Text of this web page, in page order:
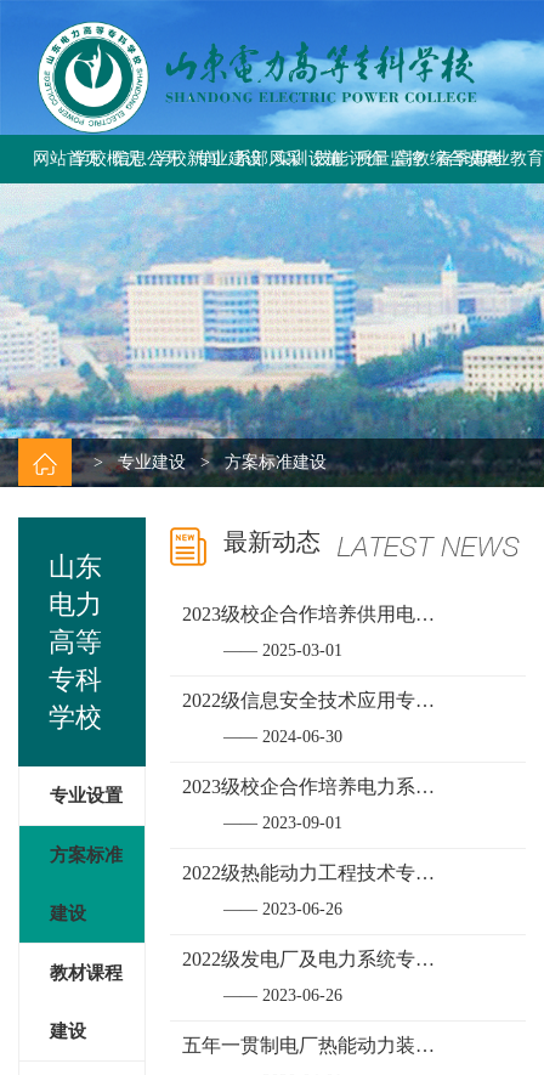
网站首页学校概况
学校简介
学校章程
历史沿革
规章制度
校园风貌
信息公开学校新闻
学校要闻
校园公告
专业建设
专业设置
方案标准建设
教材课程建设
师资队伍建设
实训资源建设
学生技能大赛
系部风采
电气工程系
电气自动化系
动力工程系
计量工程系
信息工程系
基础教学部
实训设施
总体简介
重点实训室
技能评价
工作信息
政策规定
评价计划
证书查询
质量监控
工作动态
规章制度
高教综合改革
教育部与省教
改革工作推
春季高考
上级文件
通知公告
成绩查询
职业教
> 专业建设 > 方案标准建设
山东
电力
高等
专科
学校
专业设置
方案标准
建设
教材课程
建设
最新动态
2023级校企合作培养供用电技术专业人才培养方案
—— 2025-03-01
2022级信息安全技术应用专业人才培养方案
—— 2024-06-30
2023级校企合作培养电力系统继电保护技术专业人才培养方案
—— 2023-09-01
2022级热能动力工程技术专业人才培养方案
—— 2023-06-26
2022级发电厂及电力系统专业人才培养方案
—— 2023-06-26
五年一贯制电厂热能动力装置专业人才培养方案